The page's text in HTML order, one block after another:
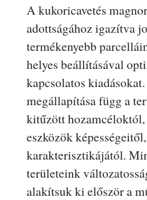
A kukoricavetés
adottságához igazítva
termékenyebb
helyes beállításával
kapcsolatos
megállapítása függ a
kitűzött hozamcéloktól,
eszközök
karakterisztikájától.
területeink
alakítsuk ki először a